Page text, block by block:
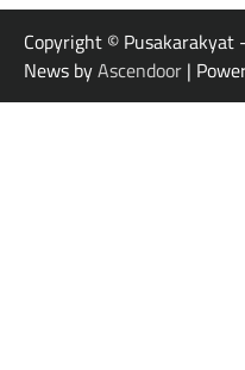
Copyright © Pusakarakyat
News byAscendoor |